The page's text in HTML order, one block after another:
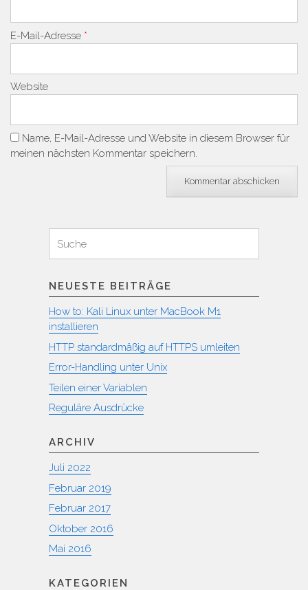
E-Mail-Adresse *
Website
Name, E-Mail-Adresse und Website in diesem Browser für
meinen nächsten Kommentar speichern.
für:
Suchen
NEUESTE BEITRÄGE
How to: Kali Linux unter MacBook M1
installieren
HTTP standardmäßig auf HTTPS umleiten
Error-Handling unter Unix
Teilen einer Variablen
Reguläre Ausdrücke
ARCHIV
Juli 2022
Februar 2019
Februar 2017
Oktober 2016
Mai 2016
KATEGORIEN